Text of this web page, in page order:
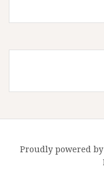
Proudly powered